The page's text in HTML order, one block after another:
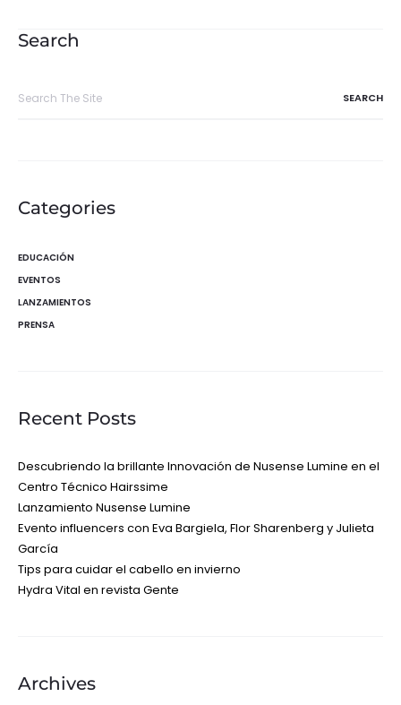
entradas
Search
Categories
EDUCACIÓN
EVENTOS
LANZAMIENTOS
PRENSA
Recent Posts
Descubriendo la brillante Innovación de Nusense Lumine en el
Centro Técnico Hairssime
Lanzamiento Nusense Lumine
Evento influencers con Eva Bargiela, Flor Sharenberg y Julieta
García
Tips para cuidar el cabello en invierno
Hydra Vital en revista Gente
Archives